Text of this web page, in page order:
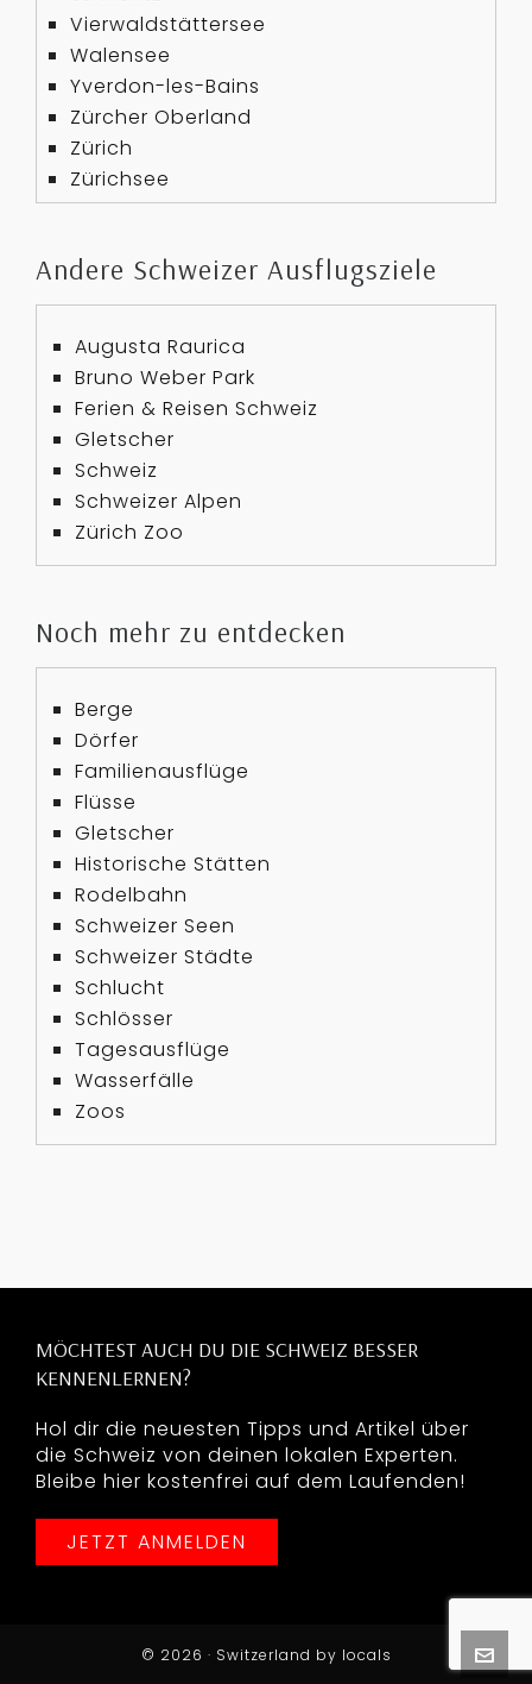
Vierwaldstättersee
Walensee
Yverdon-les-Bains
Zürcher Oberland
Zürich
Zürichsee
Andere Schweizer Ausflugsziele
Augusta Raurica
Bruno Weber Park
Ferien & Reisen Schweiz
Gletscher
Schweiz
Schweizer Alpen
Zürich Zoo
Noch mehr zu entdecken
Berge
Dörfer
Familienausflüge
Flüsse
Gletscher
Historische Stätten
Rodelbahn
Schweizer Seen
Schweizer Städte
Schlucht
Schlösser
Tagesausflüge
Wasserfälle
Zoos
MÖCHTEST AUCH DU DIE SCHWEIZ BESSER
KENNENLERNEN?
Hol dir die neuesten Tipps und Artikel über
die Schweiz von deinen lokalen Experten.
Bleibe hier kostenfrei auf dem Laufenden!
JETZT ANMELDEN
© 2026 · Switzerland by locals